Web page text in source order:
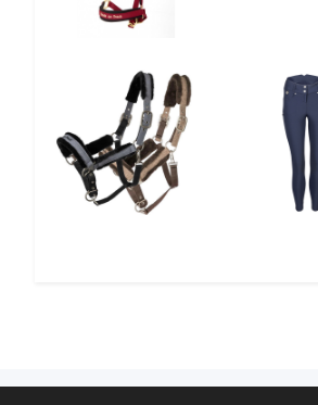
10% 12%